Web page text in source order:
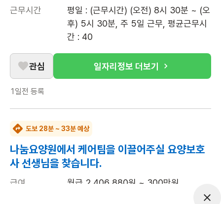
근무시간
평일 : (근무시간) (오전) 8시 30분 ~ (오
후) 5시 30분, 주 5일 근무, 평균근무시
간 : 40
관심 일자리정보 더보기
1일전 등록
도보 28분 ~ 33분 예상
나눔요양원에서 케어팀을 이끌어주실 요양보호
사 선생님을 찾습니다.
급여
월급 2,406,880원 ~ 300만원